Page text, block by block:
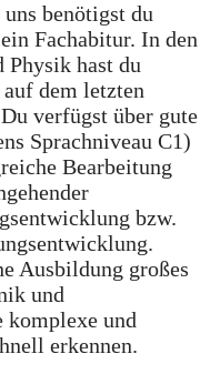
benötigst du
Fachabitur. In den
Physik hast du
dem letzten
verfügst über gute
Sprachniveau C1)
Bearbeitung
bzw.
Ausbildung großes
und
komplexe und
erkennen.